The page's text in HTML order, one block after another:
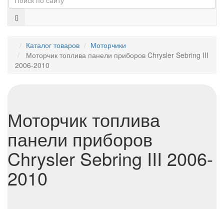
Каталог товаров
Моторчики
Моторчик топлива панели приборов Chrysler Sebring III
2006-2010
Моторчик топлива
панели приборов
Chrysler Sebring III 2006-
2010